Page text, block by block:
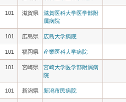
101 滋賀県
滋賀医科大学医学部附
属病院
101 広島県 広島大学病院
101 福岡県 産業医科大学病院
101 宮崎県
宮崎大学医学部附属病
院
101 新潟県 新潟市民病院